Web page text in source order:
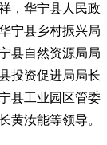
，华宁县人民政
宁县乡村振兴局
县自然资源局局
投资促进局局长
县工业园区管委
黄汝能等领导。